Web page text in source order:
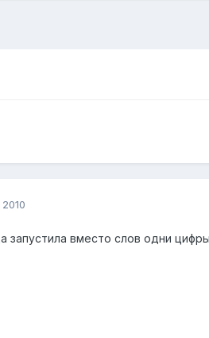
запустила вместо слов одни